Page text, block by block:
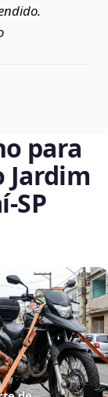
para
Jardim